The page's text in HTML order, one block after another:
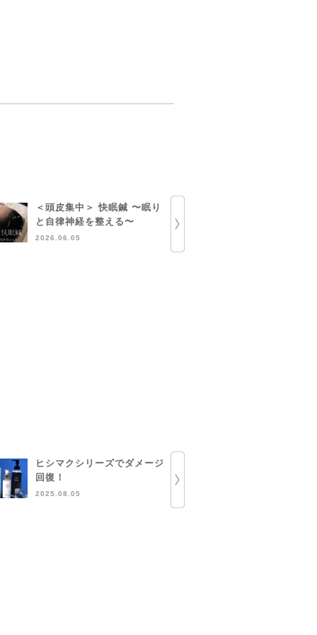
＜頭皮集中＞ 快眠鍼 〜眠り
と自律神経を整える〜
2026.06.05
ヒシマクシリーズでダメージ
回復！
2025.08.05